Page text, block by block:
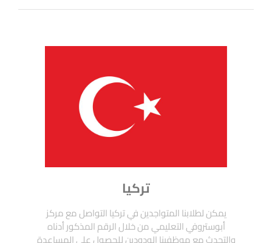
تركيا
يمكن لطلابنا المتواجدين في تركيا التواصل مع مركز
أبوستروفي التعليمي من خلال الرقم المذكور أدناه